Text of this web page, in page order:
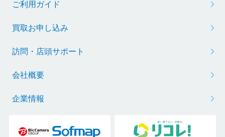
ご利用ガイド
買取お申し込み
訪問・店頭サポート
会社概要
企業情報